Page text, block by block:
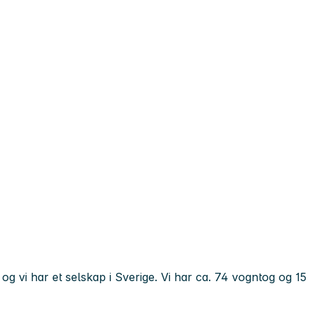
vi har et selskap i Sverige. Vi har ca. 74 vogntog og 15